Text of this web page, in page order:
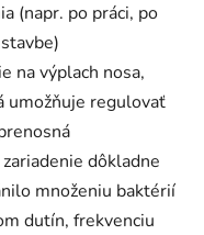
(napr. po práci, po
na výplach nosa,
umožňuje regulovať
dôkladne
množeniu baktérií
dutín, frekvenciu